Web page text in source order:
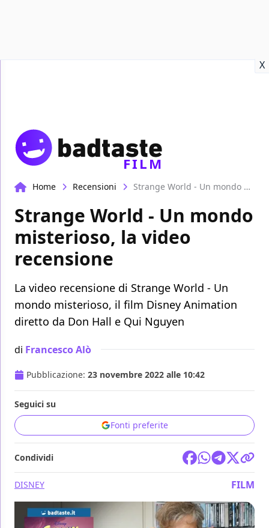
X
FILM
Home Recensioni Strange World - Un mondo misterioso, la video recensione
Strange World - Un mondo
misterioso, la video
recensione
La video recensione di Strange World - Un
mondo misterioso, il film Disney Animation
diretto da Don Hall e Qui Nguyen
di Francesco Alò
Pubblicazione: 23 novembre 2022 alle 10:42
Seguici su
Fonti preferite
Condividi
DISNEY FILM